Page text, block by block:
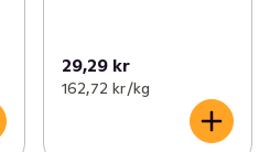
29,29 kr
162,72 kr /kg